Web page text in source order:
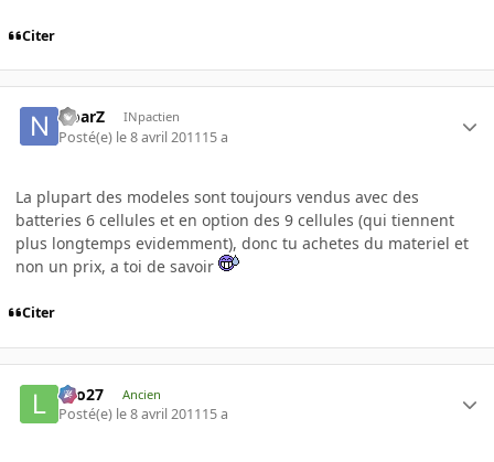
Citer
NoarZ INpactien
Posté(e) le 8 avril 201115 a
La plupart des modeles sont toujours vendus avec des
batteries 6 cellules et en option des 9 cellules (qui tiennent
plus longtemps evidemment), donc tu achetes du materiel et
non un prix, a toi de savoir
Citer
Lilo27 Ancien
Posté(e) le 8 avril 201115 a